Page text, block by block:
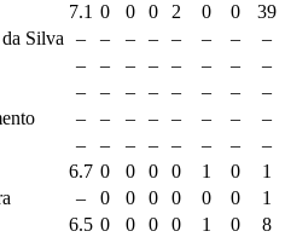
7.1 0 0 0 2 0 0
39
Silva – – – – – – –
–
– – – – – – –
–
– – – – – – –
–
– – – – – – –
–
– – – – – – –
–
6.7 0 0 0 0 1 0
1
– 0 0 0 0 0 0
1
6.5 0 0 0 0 1 0
8